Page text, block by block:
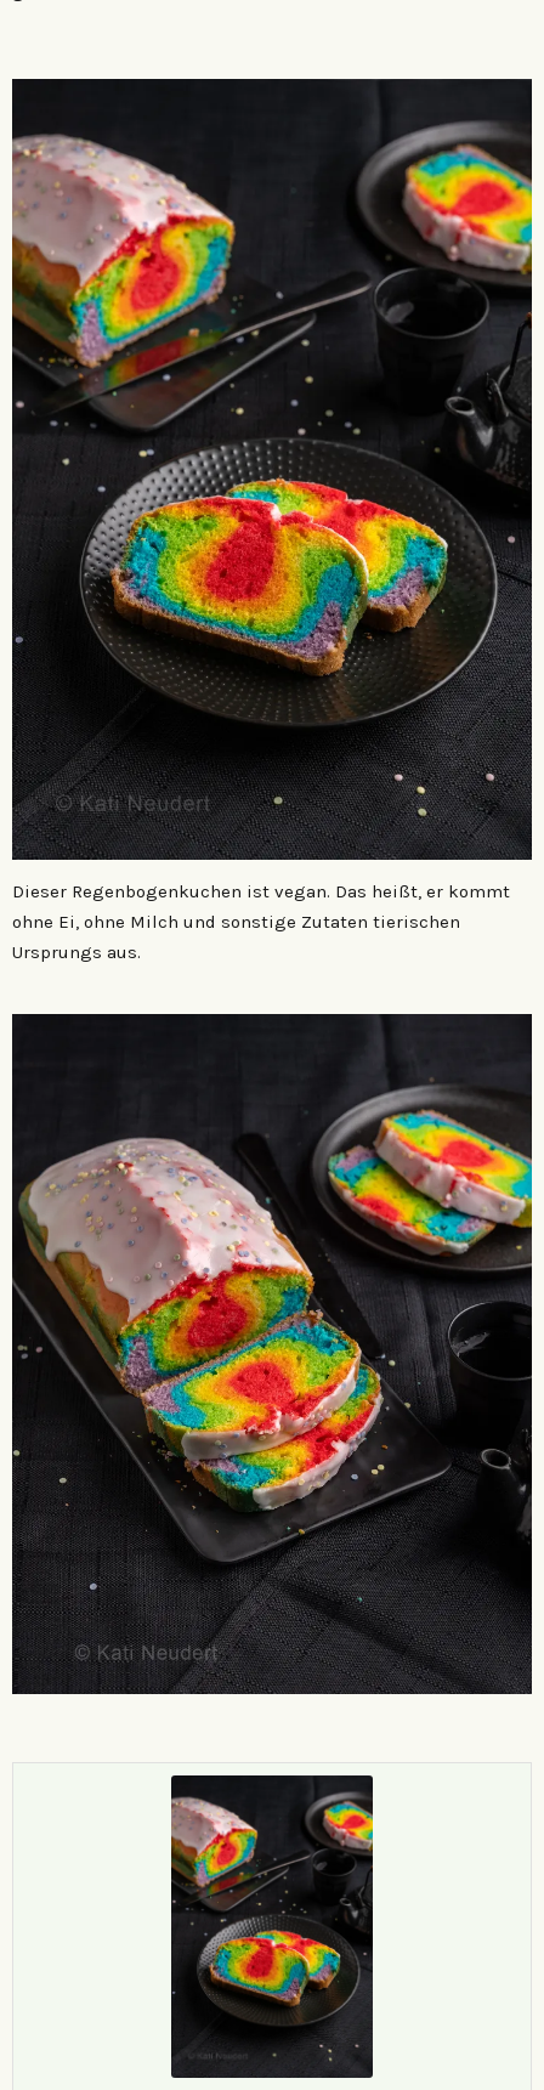
Dieser Regenbogenkuchen ist vegan. Das heißt, er kommt
ohne Ei, ohne Milch und sonstige Zutaten tierischen
Ursprungs aus.